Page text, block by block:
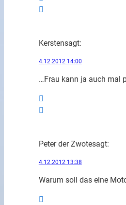
Kerstensagt:
4.12.2012 14:00
…Frau kann ja auch mal
Peter der Zwotesagt:
4.12.2012 13:38
Warum soll das eine